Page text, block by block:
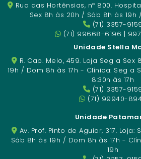
Rua das Hortênsias, nº 800.
Sex 8h às 20h / Sáb 8h às 19h
(71) 3357-
(71) 99668-6196 |
Unidade Stella
R. Cap. Melo, 459. Loja Seg a Sex
19h / Dom 8h às 17h - Clínica: Seg a
8:30h às 17h
(71) 3357-
(71) 99940-
Unidade
Av. Prof. Pinto de Aguiar, 317.
Sáb 8h às 19h / Dom 8h às 17h -
19h